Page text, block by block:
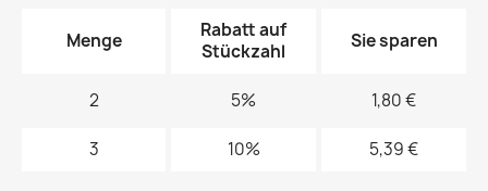
Menge
Rabatt auf
Stückzahl
Sie sparen
2 5% 1,80 €
3 10% 5,39 €